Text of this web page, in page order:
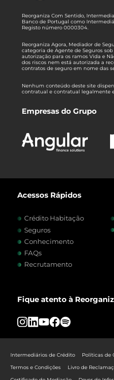
Reorganiza Com Sentido,
Banco de Portugal como
Registo número 0000304.
Reorganiza Agora, Mediador de
categoria de Agente de Seguros
autorização para os ramos Vida e
dos riscos nem está autorizada a
contratos de seguro em nome das
Nenhum conteúdo deste site
contratual e contratual legalmente
Empresas do Grupo
Acessos Rápidos
Crédito Habitação
Seguros
Conhecimento
FAQs
Recrutamento
Fique atento à
Intermediários de Crédito Políticas de
Termos e Condições
Livro de